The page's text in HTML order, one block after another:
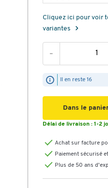
Cliquez ici pour voir
variantes
-
Il en reste 16
Dans le
Délai de livraison : 1-2
Achat sur facture
Paiement sécurisé
Plus de 50 ans